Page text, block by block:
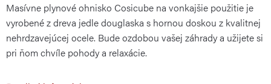
Masívne plynové ohnisko Cosicube na vonkajšie použitie je
vyrobené z dreva jedle douglaska s hornou doskou z kvalitnej
nehrdzavejúcej ocele. Bude ozdobou vašej záhrady a užijete si
pri ňom chvíle pohody a relaxácie.